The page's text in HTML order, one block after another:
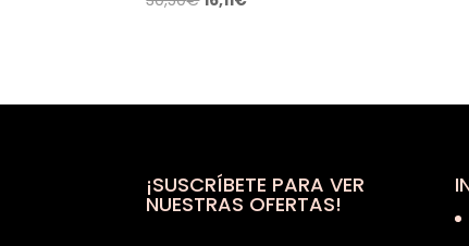
30,50€.16,11€.
¡SUSCRÍBETE PARA VER
NUESTRAS OFERTAS!